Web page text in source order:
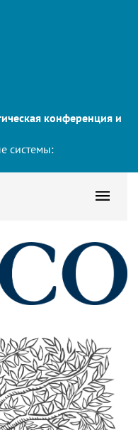
конференция и
системы: